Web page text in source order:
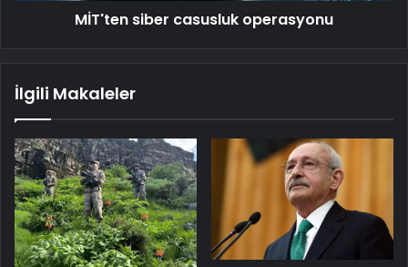
MİT'ten siber casusluk operasyonu
İlgili Makaleler